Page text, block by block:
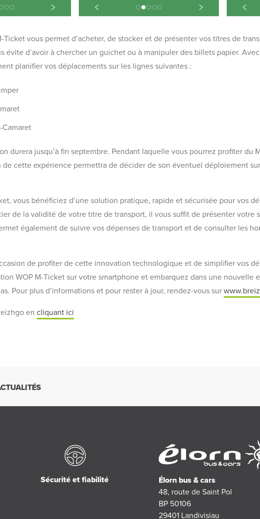
Ticket vous permet d’acheter, de stocker et de présenter vos titres de
évite d’avoir à chercher un guichet ou à manipuler des billets papier.
planifier vos déplacements sur les lignes suivantes :
Camaret
durera jusqu’à fin septembre. Pendant laquelle vous pourrez profiter du
de cette expérience permettra de décider de son éventuel déploiement
vous bénéficiez d’une solution pratique, rapide et sécurisée pour vos
de la validité de votre titre de transport, il vous suffit de présenter votre
également de suivre vos dépenses de transport et de consulter les
de profiter de cette innovation technologique et de simplifier vos
WOP M-Ticket sur votre smartphone et embarquez dans une nouvelle
Pour plus d’informations et pour rester à jour, rendez-vous sur
encliquant ici
Sécurité et fiabilité
Élorn bus & cars
48, route de Saint Pol
BP 50106
29401 Landivisiau